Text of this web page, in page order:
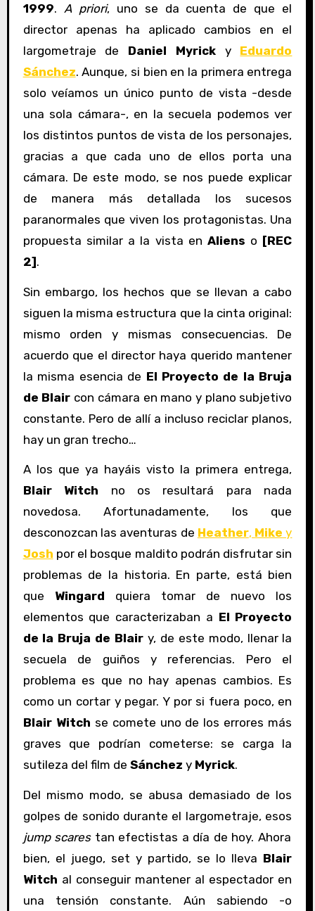
1999. A priori, uno se da cuenta de que el
director apenas ha aplicado cambios en el
largometraje de Daniel Myricky Eduardo
Sánchez. Aunque, si bien en la primera entrega
solo veíamos un único punto de vista -desde
una sola cámara-, en la secuela podemos ver
los distintos puntos de vista de los personajes,
gracias a que cada uno de ellos porta una
cámara. De este modo, se nos puede explicar
de manera más detallada los sucesos
paranormales que viven los protagonistas. Una
propuesta similar a la vista en Aliens o [REC
2].
Sin embargo, los hechos que se llevan a cabo
siguen la misma estructura que la cinta original:
mismo orden y mismas consecuencias. De
acuerdo que el director haya querido mantener
la misma esencia de El Proyecto de la Bruja
de Blair con cámara en mano y plano subjetivo
constante. Pero de allí a incluso reciclar planos,
hay un gran trecho…
A los que ya hayáis visto la primera entrega,
Blair Witch no os resultará para nada
novedosa. Afortunadamente, los que
desconozcan las aventuras de Heather, Mike y
Josh por el bosque maldito podrán disfrutar sin
problemas de la historia. En parte, está bien
que Wingard quiera tomar de nuevo los
elementos que caracterizaban a El Proyecto
de la Bruja de Blair y, de este modo, llenar la
secuela de guiños y referencias. Pero el
problema es que no hay apenas cambios. Es
como un cortar y pegar. Y por si fuera poco, en
Blair Witch se comete uno de los errores más
graves que podrían cometerse: se carga la
sutileza del film de Sánchez y Myrick.
Del mismo modo, se abusa demasiado de los
golpes de sonido durante el largometraje, esos
jump scarestan efectistas a día de hoy. Ahora
bien, el juego, set y partido, se lo lleva Blair
Witch al conseguir mantener al espectador en
una tensión constante. Aún sabiendo -o